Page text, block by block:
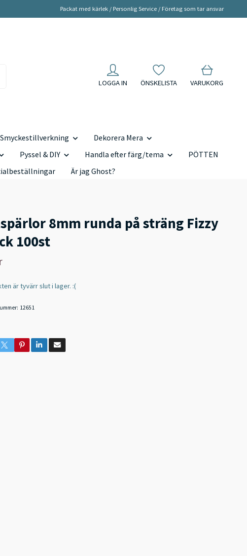
Packat med kärlek / Personlig Service / Företag som tar ansvar
LOGGA IN ÖNSKELISTA VARUKORG
Smyckestillverkning
Dekorera Mera
Pyssel & DIY Handla efter färg/tema
PÖTTEN
Är jag Ghost?
8mm runda på sträng Fizzy
100st
är tyvärr slut i lager. :(
12651